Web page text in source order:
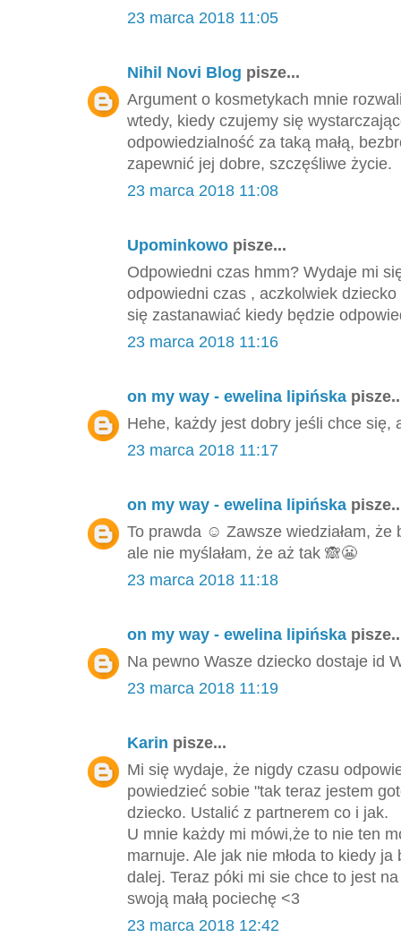
23 marca 2018 11:05
Nihil Novi Blog pisze...
Argument o kosmetykach mnie
wtedy, kiedy czujemy się
odpowiedzialność za taką małą,
zapewnić jej dobre, szczęśliwe życie.
23 marca 2018 11:08
Upominkowo pisze...
Odpowiedni czas hmm? Wydaje mi
odpowiedni czas , aczkolwiek
się zastanawiać kiedy będzie
23 marca 2018 11:16
on my way - ewelina lipińska
Hehe, każdy jest dobry jeśli chce się,
23 marca 2018 11:17
on my way - ewelina lipińska
To prawda ☺️ Zawsze wiedziałam,
ale nie myślałam, że aż tak 🙈😬
23 marca 2018 11:18
on my way - ewelina lipińska
Na pewno Wasze dziecko dostaje id
23 marca 2018 11:19
Karin pisze...
Mi się wydaje, że nigdy czasu
powiedzieć sobie "tak teraz jestem
dziecko. Ustalić z partnerem co i jak.
U mnie każdy mi mówi,że to nie ten
marnuje. Ale jak nie młoda to kiedy ja
dalej. Teraz póki mi sie chce to jest
swoją małą pociechę <3
23 marca 2018 12:42